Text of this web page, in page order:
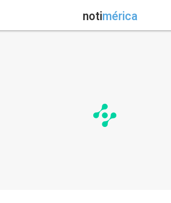
notimérica